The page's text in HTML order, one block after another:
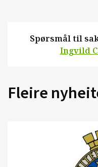
Spørsmål til
Ingvild
Fleire